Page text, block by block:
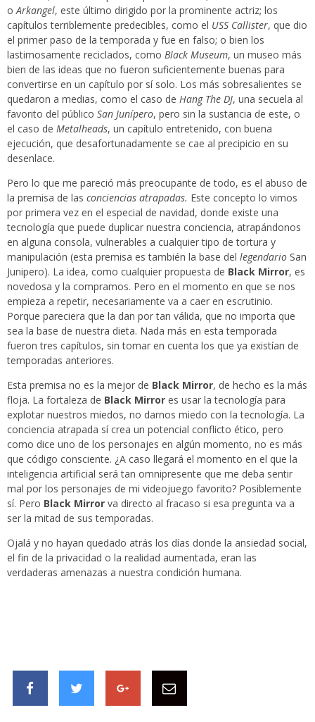
oArkangel, este último dirigido por la prominente actriz; los
capítulos terriblemente predecibles, como el USS Callister, que dio
el primer paso de la temporada y fue en falso; o bien los
lastimosamente reciclados, como Black Museum, un museo más
bien de las ideas que no fueron suficientemente buenas para
convertirse en un capítulo por sí solo. Los más sobresalientes se
quedaron a medias, como el caso de Hang The DJ, una secuela al
favorito del público San Junípero, pero sin la sustancia de este, o
el caso de Metalheads, un capítulo entretenido, con buena
ejecución, que desafortunadamente se cae al precipicio en su
desenlace.
Pero lo que me pareció más preocupante de todo, es el abuso de
la premisa de las conciencias atrapadas. Este concepto lo vimos
por primera vez en el especial de navidad, donde existe una
tecnología que puede duplicar nuestra conciencia, atrapándonos
en alguna consola, vulnerables a cualquier tipo de tortura y
manipulación (esta premisa es también la base del legendario San
Junipero). La idea, como cualquier propuesta de Black Mirror, es
novedosa y la compramos. Pero en el momento en que se nos
empieza a repetir, necesariamente va a caer en escrutinio.
Porque pareciera que la dan por tan válida, que no importa que
sea la base de nuestra dieta. Nada más en esta temporada
fueron tres capítulos, sin tomar en cuenta los que ya existían de
temporadas anteriores.
Esta premisa no es la mejor de Black Mirror, de hecho es la más
floja. La fortaleza de Black Mirror es usar la tecnología para
explotar nuestros miedos, no darnos miedo con la tecnología. La
conciencia atrapada sí crea un potencial conflicto ético, pero
como dice uno de los personajes en algún momento, no es más
que código consciente. ¿A caso llegará el momento en el que la
inteligencia artificial será tan omnipresente que me deba sentir
mal por los personajes de mi videojuego favorito? Posiblemente
sí. Pero Black Mirror va directo al fracaso si esa pregunta va a
ser la mitad de sus temporadas.
Ojalá y no hayan quedado atrás los días donde la ansiedad social,
el fin de la privacidad o la realidad aumentada, eran las
verdaderas amenazas a nuestra condición humana.